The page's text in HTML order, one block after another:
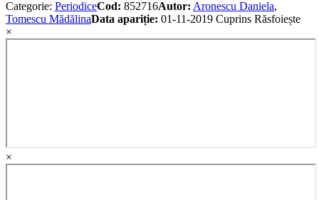
Categorie: PeriodiceCod: 852716Autor: Aronescu Daniela,
Tomescu MădălinaData apariție: 01-11-2019 Cuprins Răsfoiește
×
×